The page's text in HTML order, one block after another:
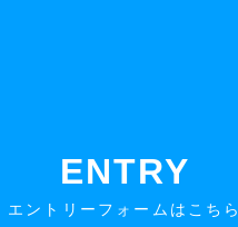
ENTRY
エントリーフォームはこちら